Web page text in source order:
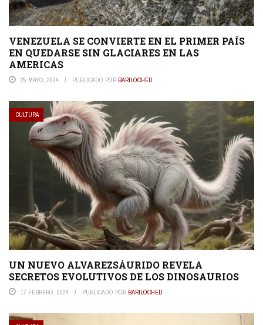
VENEZUELA SE CONVIERTE EN EL PRIMER PAÍS
EN QUEDARSE SIN GLACIARES EN LAS
AMERICAS
25 MAYO, 2024 PUBLICADO POR BARILOCHED
CULTURA
UN NUEVO ALVAREZSÁURIDO REVELA
SECRETOS EVOLUTIVOS DE LOS DINOSAURIOS
17 FEBRERO, 2024 PUBLICADO POR BARILOCHED